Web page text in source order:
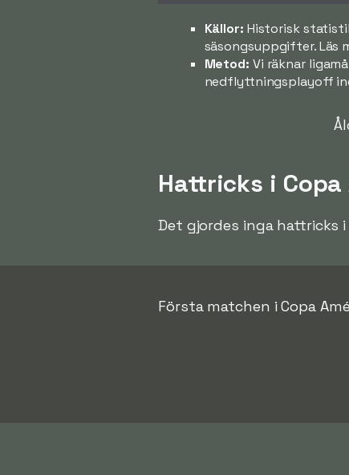
Källor: Historisk
säsongsuppgifter. Läs
Metod: Vi räknar
nedflyttningsplayoff
Hattricks i
Det gjordes inga hattricks
Första matchen i Copa